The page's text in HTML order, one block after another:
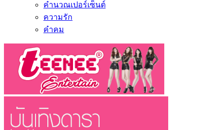
คำนวณเปอร์เซ็นต์
ความรัก
คำคม